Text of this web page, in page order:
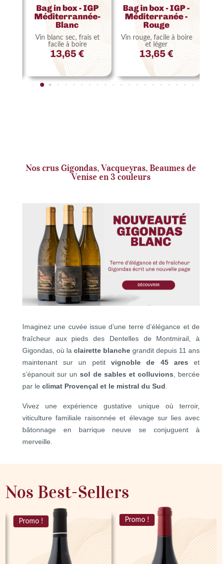
Bag in box - IGP
Méditerrannée-
Blanc
Vin blanc sec, frais et
facile à boire
13,65€
Bag in box - IGP -
Méditerranée -
Rouge
Vin rouge, facile à boire
et léger
13,65€
Nos crus Gigondas, Vacqueyras, Beaumes de
Venise en 3 couleurs
Imaginez une cuvée issue d’une terre d’élégance et de
fraîcheur aux pieds des Dentelles de Montmirail, à
Gigondas, où la clairette blanche grandit depuis 11 ans
maintenant sur un petit vignoble de 45 ares et
s’épanouit sur unsol de sables et colluvions , bercée
par le climat Provençal et le mistral du Sud
Vivez une expérience gustative unique où terroir,
viticulture familiale raisonnée et élevage sur lies avec
bâtonnage en barrique neuve se conjuguent à
merveille.
Nos Best-Sellers
Promo ! Promo !